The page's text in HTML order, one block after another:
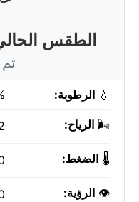
الطقس الحالي
تم
💧 الرطوبة:
🌬️ الرياح:
🌡️ الضغط:
👁️ الرؤية: